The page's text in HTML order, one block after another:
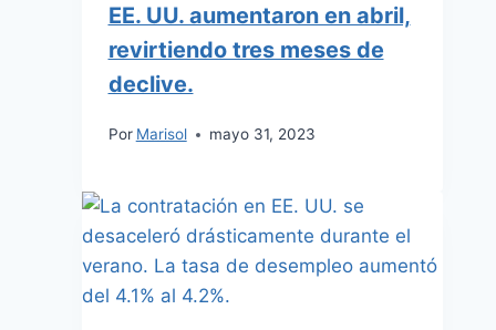
EE. UU. aumentaron en abril,
revirtiendo tres meses de
declive.
Por Marisol mayo 31, 2023